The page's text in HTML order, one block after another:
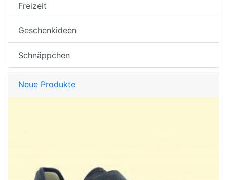
Freizeit
Geschenkideen
Schnäppchen
Neue Produkte